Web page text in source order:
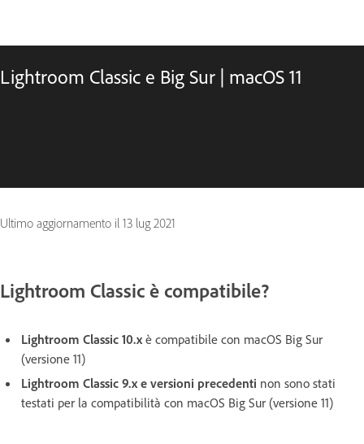
Lightroom Classic e Big Sur | macOS 11
Ultimo aggiornamento il 13 lug 2021
Lightroom Classic è compatibile?
Lightroom Classic 10.x è compatibile con macOS Big Sur
(versione 11)
Lightroom Classic 9.x e versioni precedenti non sono stati
testati per la compatibilità con macOS Big Sur (versione 11)